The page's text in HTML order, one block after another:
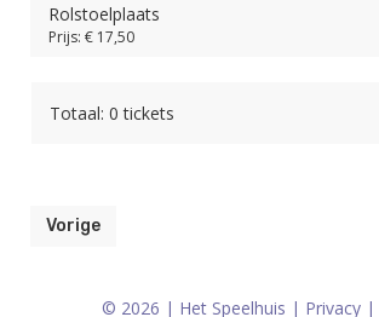
Rolstoelplaats
Prijs: € 17,50
Totaal: 0 tickets
Vorige
© 2026 | Het Speelhuis | Privacy|